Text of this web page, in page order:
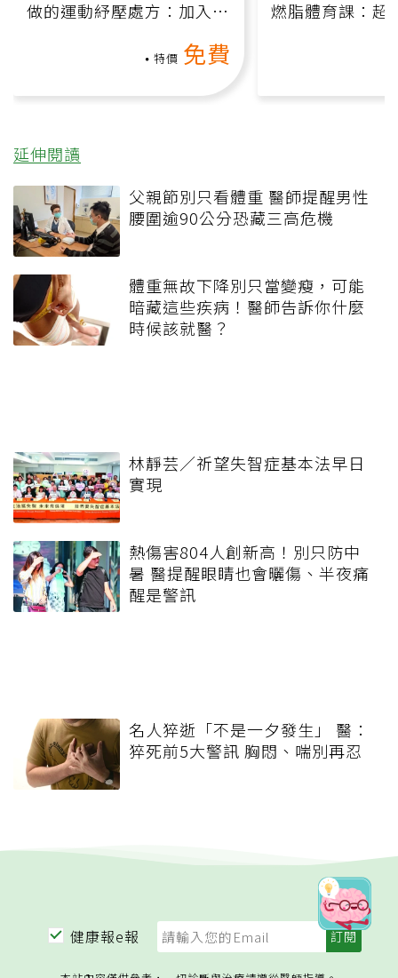
做的運動紓壓處方：加入行
特價 免費
燃脂體育課：超
延伸閱讀
父親節別只看體重 醫師提醒男性
腰圍逾90公分恐藏三高危機
體重無故下降別只當變瘦，可能
暗藏這些疾病！醫師告訴你什麼
時候該就醫？
林靜芸／祈望失智症基本法早日
實現
熱傷害804人創新高！別只防中
暑 醫提醒眼睛也會曬傷、半夜痛
醒是警訊
名人猝逝「不是一夕發生」 醫：
猝死前5大警訊 胸悶、喘別再忍
健康報e報